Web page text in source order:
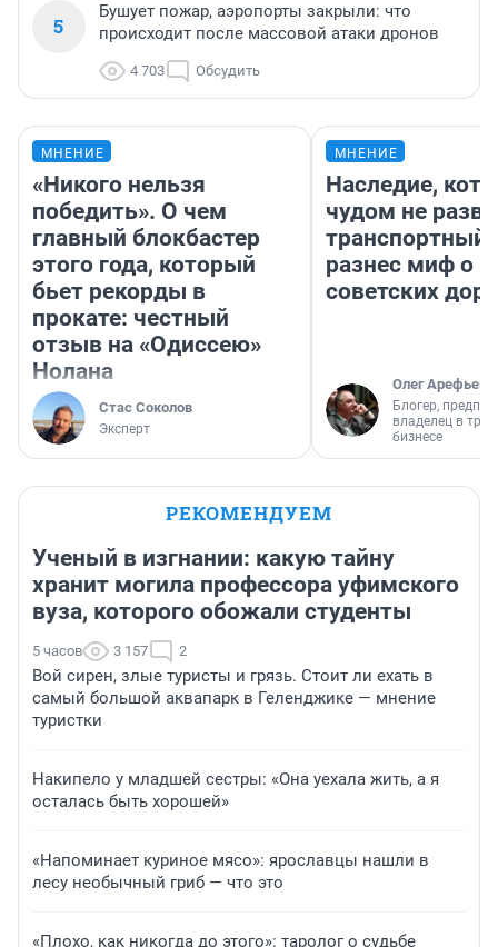
5
Бушует пожар, аэропорты закрыли: что
происходит после массовой атаки дронов
4 703 Обсудить
МНЕНИЕ
«Никого нельзя
победить». О чем
главный блокбастер
этого года, который
бьет рекорды в
прокате: честный
отзыв на «Одиссею»
Нолана
Стас Соколов
Эксперт
МНЕНИЕ
Наследие,
чудом не
транспортный
разнес миф о
советских
Олег Арефьев
Блогер,
владелец в
бизнесе
РЕКОМЕНДУЕМ
Ученый в изгнании: какую тайну
хранит могила профессора уфимского
вуза, которого обожали студенты
5 часов 3 157 2
Вой сирен, злые туристы и грязь. Стоит ли ехать в
самый большой аквапарк в Геленджике — мнение
туристки
Накипело у младшей сестры: «Она уехала жить, а я
осталась быть хорошей»
«Напоминает куриное мясо»: ярославцы нашли в
лесу необычный гриб — что это
«Плохо, как никогда до этого»: таролог о судьбе